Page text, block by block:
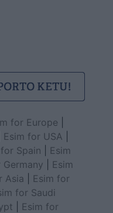
for Europe
Esim for USA
Spain
Esim
Germany
Esim
Asia
Esim for
for Saudi
Esim for